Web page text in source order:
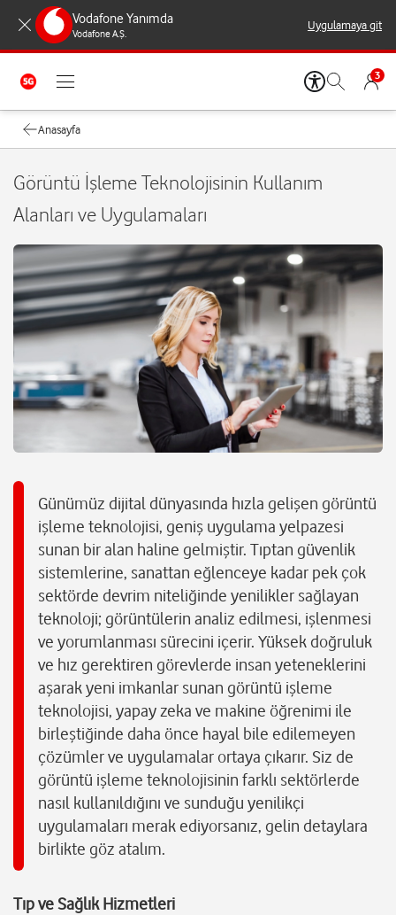
Vodafone Yanımda
Vodafone A.Ş.
Uygulamaya git
3
Anasayfa
Görüntü İşleme Teknolojisinin Kullanım
Alanları ve Uygulamaları
Günümüz dijital dünyasında hızla gelişen görüntü
işleme teknolojisi, geniş uygulama yelpazesi
sunan bir alan haline gelmiştir. Tıptan güvenlik
sistemlerine, sanattan eğlenceye kadar pek çok
sektörde devrim niteliğinde yenilikler sağlayan
teknoloji; görüntülerin analiz edilmesi, işlenmesi
ve yorumlanması sürecini içerir. Yüksek doğruluk
ve hız gerektiren görevlerde insan yeteneklerini
aşarak yeni imkanlar sunan görüntü işleme
teknolojisi, yapay zeka ve makine öğrenimi ile
birleştiğinde daha önce hayal bile edilemeyen
çözümler ve uygulamalar ortaya çıkarır. Siz de
görüntü işleme teknolojisinin farklı sektörlerde
nasıl kullanıldığını ve sunduğu yenilikçi
uygulamaları merak ediyorsanız, gelin detaylara
birlikte göz atalım.
Tıp ve Sağlık Hizmetleri